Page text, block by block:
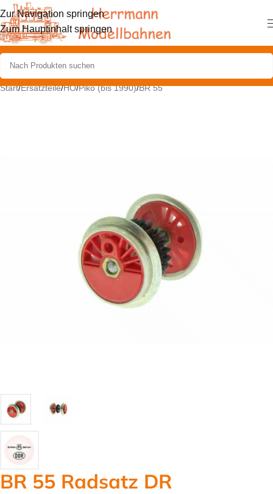
Zur Navigation springen
Zum Hauptinhalt springen
Start/Ersatzteile/HO/Piko (bis 1990)/BR 55
BR 55 Radsatz DR